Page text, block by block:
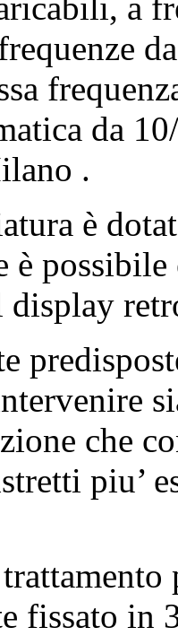
da
.
è
display
che
piu’
fissato in